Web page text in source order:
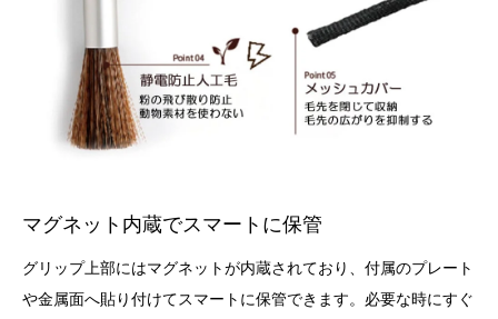
マグネット内蔵でスマートに保管
グリップ上部にはマグネットが内蔵されており、付属のプレート
や金属面へ貼り付けてスマートに保管できます。必要な時にすぐ